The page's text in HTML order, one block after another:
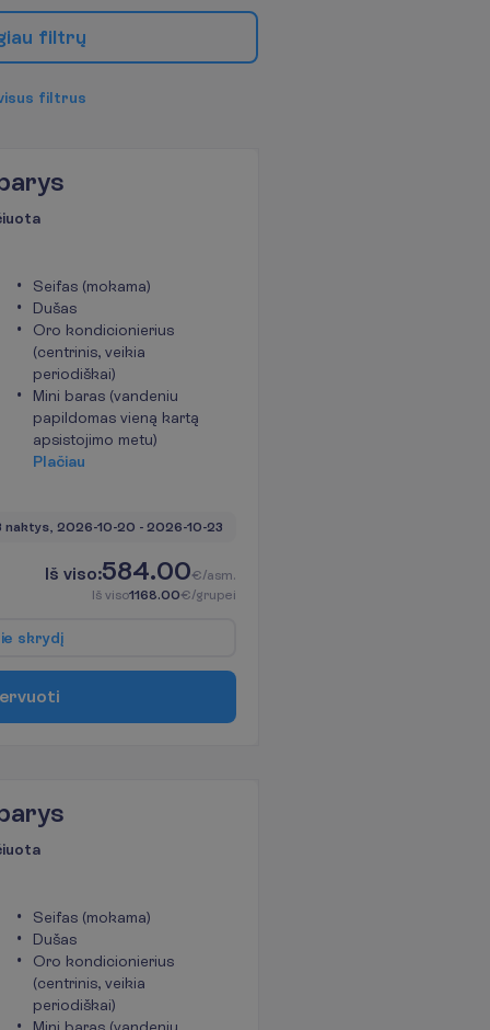
iau filtrų
isus filtrus
Seifas (mokama)
Dušas
Oro kondicionierius
(centrinis, veikia
periodiškai)
Mini baras (vandeniu
papildomas vieną kartą
apsistojimo metu)
Plačiau
naktys, 2026-10-20 - 2026-10-23
Iš viso:584.00€/asm.
Iš viso1168.00€/grupei
ie skrydį
rvuoti
Seifas (mokama)
Dušas
Oro kondicionierius
(centrinis, veikia
periodiškai)